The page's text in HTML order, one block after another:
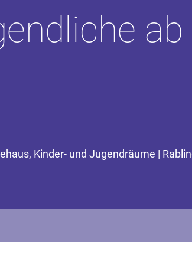
ab
Kinder- und Jugendräume |